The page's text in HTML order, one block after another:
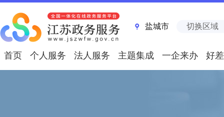
盐城市 切换区域
首页 个人服务 法人服务 主题集成 一企来办 好